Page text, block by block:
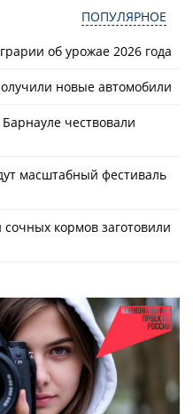
ПОПУЛЯРНОЕ
об урожае 2026 года
новые автомобили
чествовали
масштабный фестиваль
кормов заготовили